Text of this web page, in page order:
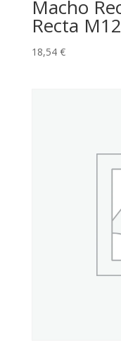
Macho
Recta
18,54 €